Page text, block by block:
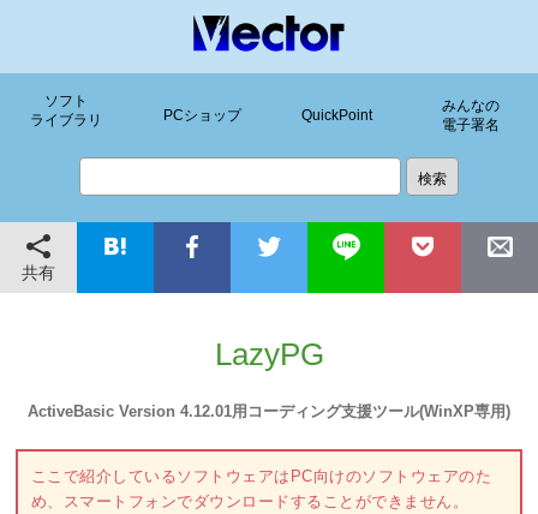
ソフト
ライブラリ
PCショップ QuickPoint
みんなの
電子署名
共有
LazyPG
ActiveBasic Version 4.12.01用コーディング支援ツール(WinXP専用)
ここで紹介しているソフトウェアはPC向けのソフトウェアのた
め、スマートフォンでダウンロードすることができません。